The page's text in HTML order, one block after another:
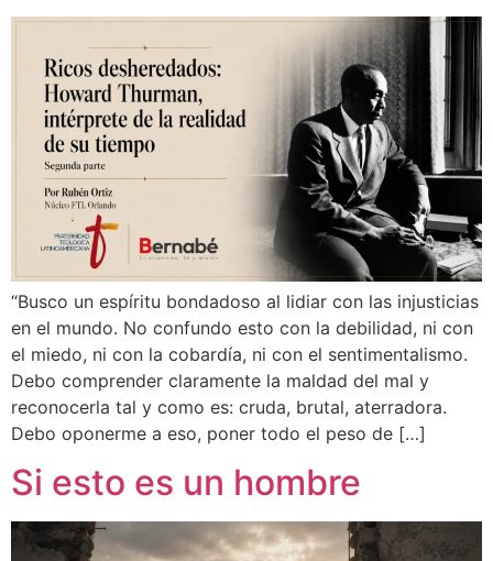
“Busco un espíritu bondadoso al lidiar con las injusticias
en el mundo. No confundo esto con la debilidad, ni con
el miedo, ni con la cobardía, ni con el sentimentalismo.
Debo comprender claramente la maldad del mal y
reconocerla tal y como es: cruda, brutal, aterradora.
Debo oponerme a eso, poner todo el peso de […]
Si esto es un hombre